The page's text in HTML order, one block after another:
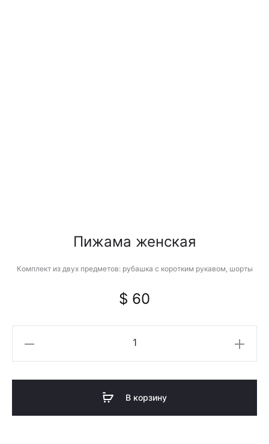
Пижама женская
Комплект из двух предметов: рубашка с коротким рукавом, шорты
$ 60
В корзину